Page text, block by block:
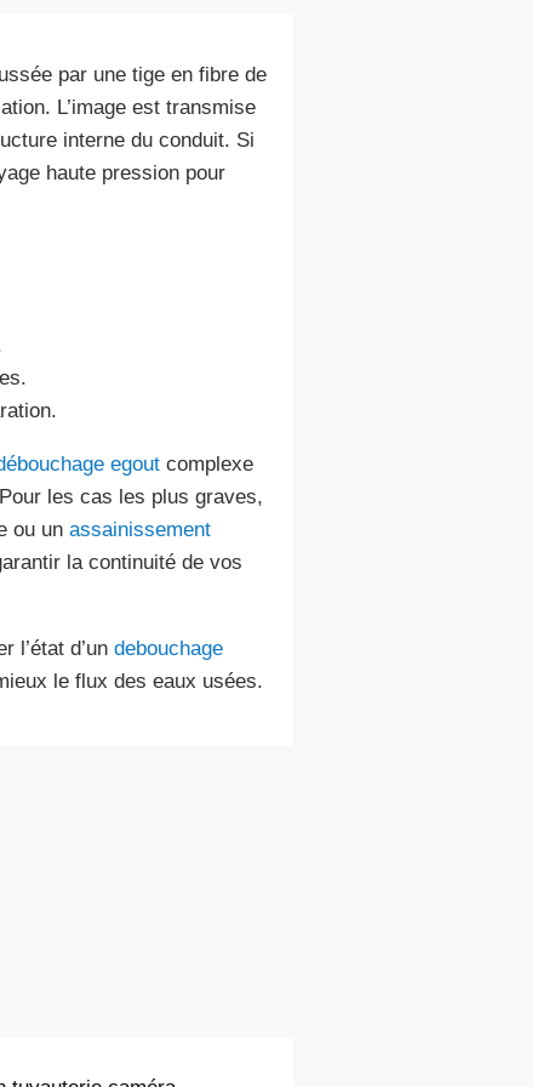
par une tige en fibre de
L’image est transmise
interne du conduit. Si
haute pression pour
egoutcomplexe
les cas les plus graves,
ou un assainissement
la continuité de vos
l’état d’un debouchage
le flux des eaux usées.